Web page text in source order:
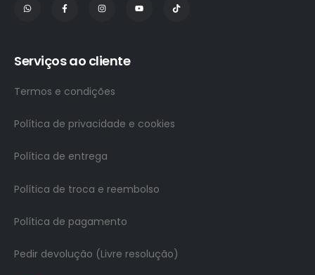
Serviços ao cliente
Termos e condições
Política de privacidade e cookies
Política de entrega
Política de troca e reembolso
Política de pagamento
Pedir devolução (Livre resolução)